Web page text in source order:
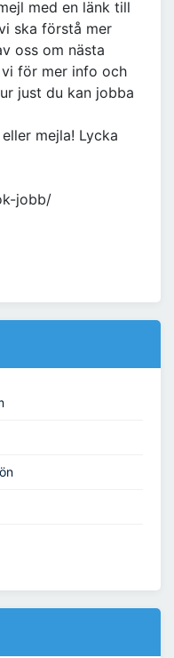
med en länk till
ska förstå mer
oss om nästa
för mer info och
just du kan jobba
mejla! Lycka
jobb/